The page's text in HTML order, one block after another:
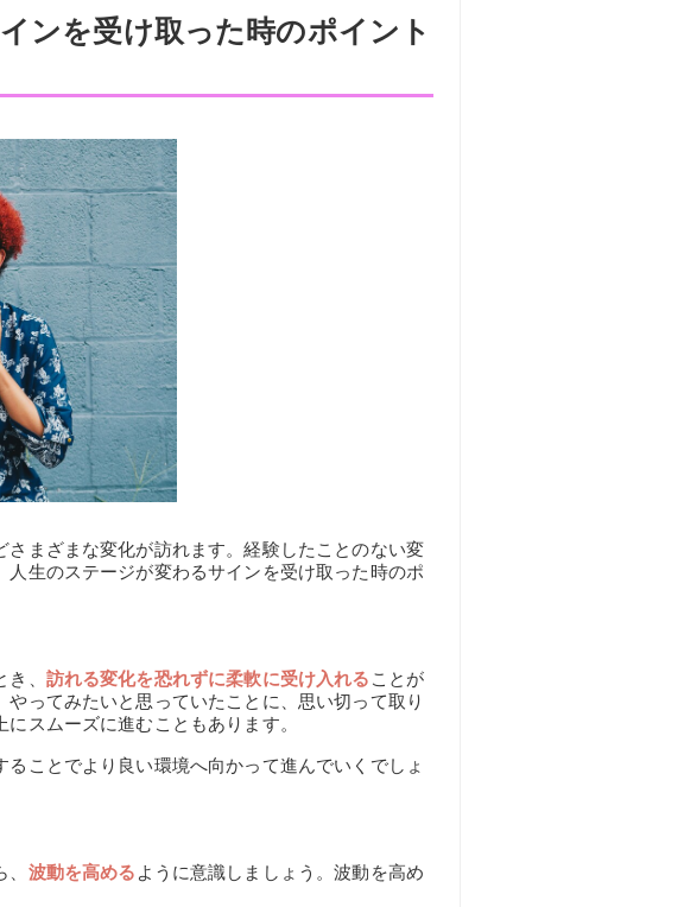
ンを受け取った時のポイント
まざまな変化が訪れます。経験したことのない変
生のステージが変わるサインを受け取った時のポ
、 訪れる変化を恐れずに柔軟に受け入れる ことが
ってみたいと思っていたことに、思い切って取り
スムーズに進むこともあります。
ことでより良い環境へ向かって進んでいくでしょ
波動を高める ように意識しましょう。波動を高め